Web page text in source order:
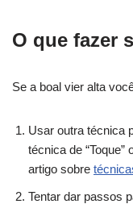
O que fazer
Se a boal vier alta
Usar outra técnica
técnica de “Toque”
artigo sobre
Tentar dar passos